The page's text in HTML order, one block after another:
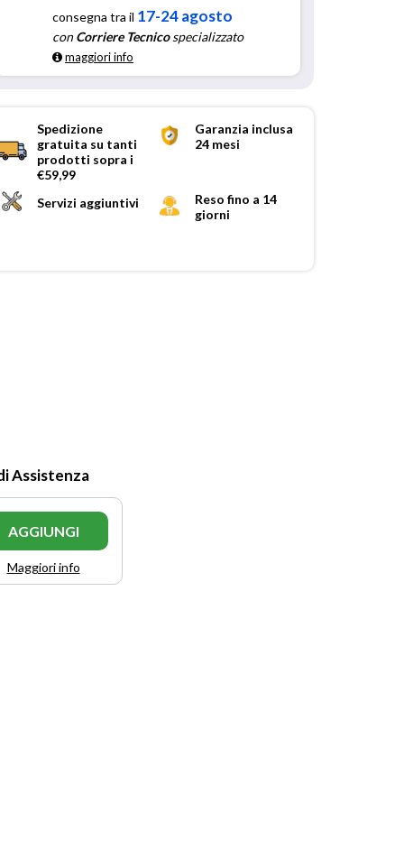
consegna tra il 17-24 agosto
conCorriere Tecnicospecializzato
maggiori info
Spedizione
gratuita su tanti
prodotti sopra i
€59,99
Garanzia inclusa
24 mesi
Servizi aggiuntivi
Reso fino a 14
giorni
Assistenza
AGGIUNGI
Maggiori info